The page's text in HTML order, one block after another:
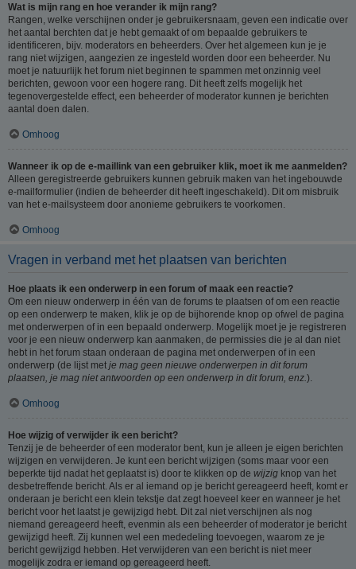
Wat is mijn rang en hoe verander ik mijn rang?
Rangen, welke verschijnen onder je gebruikersnaam, geven een indicatie over
het aantal berchten dat je hebt gemaakt of om bepaalde gebruikers te
identificeren, bijv. moderators en beheerders. Over het algemeen kun je je
rang niet wijzigen, aangezien ze ingesteld worden door een beheerder. Nu
moet je natuurlijk het forum niet beginnen te spammen met onzinnig veel
berichten, gewoon voor een hogere rang. Dit heeft zelfs mogelijk het
tegenovergestelde effect, een beheerder of moderator kunnen je berichten
aantal doen dalen.
Omhoog
Wanneer ik op de e-maillink van een gebruiker klik, moet ik me aanmelden?
Alleen geregistreerde gebruikers kunnen gebruik maken van het ingebouwde
e-mailformulier (indien de beheerder dit heeft ingeschakeld). Dit om misbruik
van het e-mailsysteem door anonieme gebruikers te voorkomen.
Omhoog
Vragen in verband met het plaatsen van berichten
Hoe plaats ik een onderwerp in een forum of maak een reactie?
Om een nieuw onderwerp in één van de forums te plaatsen of om een reactie
op een onderwerp te maken, klik je op de bijhorende knop op ofwel de pagina
met onderwerpen of in een bepaald onderwerp. Mogelijk moet je je registreren
voor je een nieuw onderwerp kan aanmaken, de permissies die je al dan niet
hebt in het forum staan onderaan de pagina met onderwerpen of in een
onderwerp (de lijst met je mag geen nieuwe onderwerpen in dit forum
plaatsen, je mag niet antwoorden op een onderwerp in dit forum, enz. ).
Omhoog
Hoe wijzig of verwijder ik een bericht?
Tenzij je de beheerder of een moderator bent, kun je alleen je eigen berichten
wijzigen en verwijderen. Je kunt een bericht wijzigen (soms maar voor een
beperkte tijd nadat het geplaatst is) door te klikken op de wijzig knop van het
desbetreffende bericht. Als er al iemand op je bericht gereageerd heeft, komt er
onderaan je bericht een klein tekstje dat zegt hoeveel keer en wanneer je het
bericht voor het laatst je gewijzigd hebt. Dit zal niet verschijnen als nog
niemand gereageerd heeft, evenmin als een beheerder of moderator je bericht
gewijzigd heeft. Zij kunnen wel een mededeling toevoegen, waarom ze je
bericht gewijzigd hebben. Het verwijderen van een bericht is niet meer
mogelijk zodra er iemand op gereageerd heeft.